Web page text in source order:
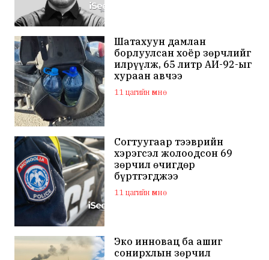
Шатахуун дамлан
борлуулсан хоёр зөрчлийг
илрүүлж, 65 литр АИ-92-ыг
хураан авчээ
11 цагийн өмнө
Согтуугаар тээврийн
хэрэгсэл жолоодсон 69
зөрчил өчигдөр
бүртгэгджээ
11 цагийн өмнө
Эко инновац ба ашиг
сонирхлын зөрчил